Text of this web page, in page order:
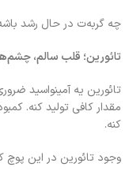
چه گربه‌ت در حال رشد
تائورین؛ قلب سالم،
تائورین یه آمینواسید
مقدار کافی تولید کنه.
کنه.
وجود تائورین در این